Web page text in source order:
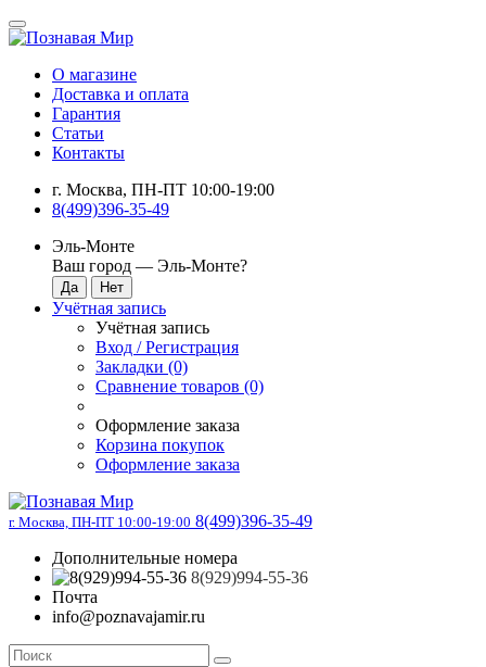
О магазине
Доставка и оплата
Гарантия
Статьи
Контакты
г. Москва, ПН-ПТ 10:00-19:00
8(499)396-35-49
Эль-Монте
Ваш город — Эль-Монте?
Учётная запись
Учётная запись
Вход / Регистрация
Закладки (0)
Сравнение товаров (0)
Оформление заказа
Корзина покупок
Оформление заказа
г. Москва, ПН-ПТ 10:00-19:00 8(499)396-35-49
Дополнительные номера
8(929)994-55-36
Почта
info@poznavajamir.ru